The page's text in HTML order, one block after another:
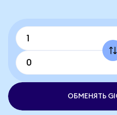
ОБМЕНЯТЬ